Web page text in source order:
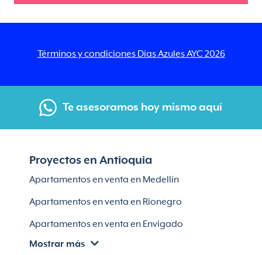
Términos y condiciones Días Azules AYC 2026
Te asesoramos hoy mismo aquí
Proyectos en Antioquia
Apartamentos en venta en Medellín
Apartamentos en venta en Rionegro
Apartamentos en venta en Envigado
Apartamentos en venta en Itagüí
Mostrar más